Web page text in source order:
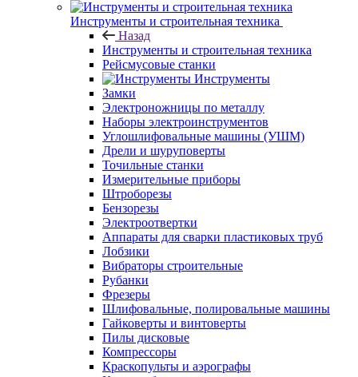
Инструменты и строительная техника
Назад
Инструменты и строительная техника
Рейсмусовые станки
Инструменты
Замки
Электроножницы по металлу
Наборы электроинструментов
Углошлифовальные машины (УШМ)
Дрели и шуруповерты
Точильные станки
Измерительные приборы
Штроборезы
Бензорезы
Электроотвертки
Аппараты для сварки пластиковых труб
Лобзики
Вибраторы строительные
Рубанки
Фрезеры
Шлифовальные, полировальные машины
Гайковерты и винтоверты
Пилы дисковые
Компрессоры
Краскопульты и аэрографы